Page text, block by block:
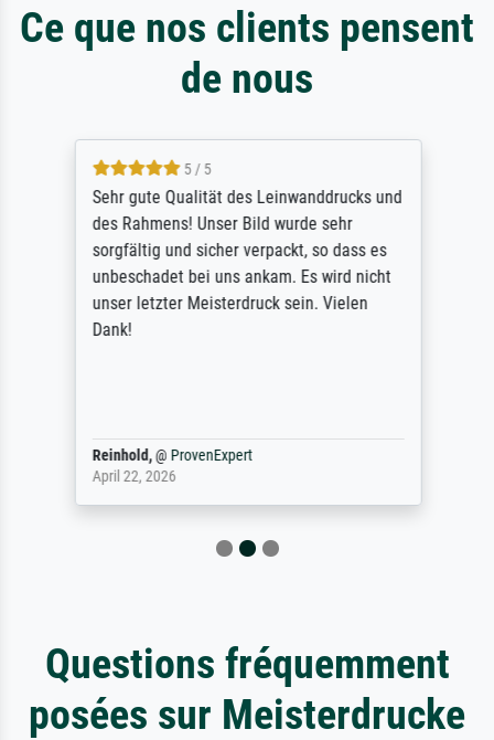
Ce que nos clients pensent
de nous
5 / 5
Sehr gute Qualität des Leinwanddrucks und
des Rahmens! Unser Bild wurde sehr
sorgfältig und sicher verpackt, so dass es
unbeschadet bei uns ankam. Es wird nicht
unser letzter Meisterdruck sein. Vielen
Dank!
Reinhold,@ ProvenExpert
April 22, 2026
Questions fréquemment
posées sur Meisterdrucke